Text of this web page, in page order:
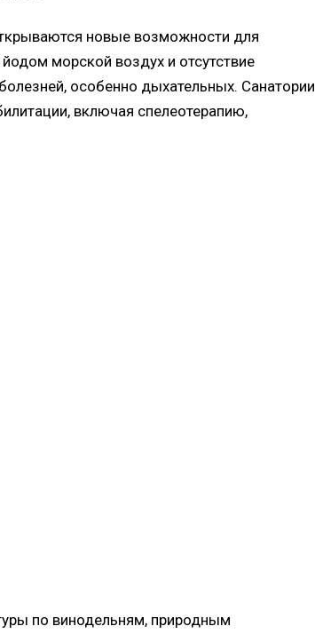
новые возможности для
морской воздух и отсутствие
особенно дыхательных. Санатории
включая спелеотерапию,
по винодельням, природным